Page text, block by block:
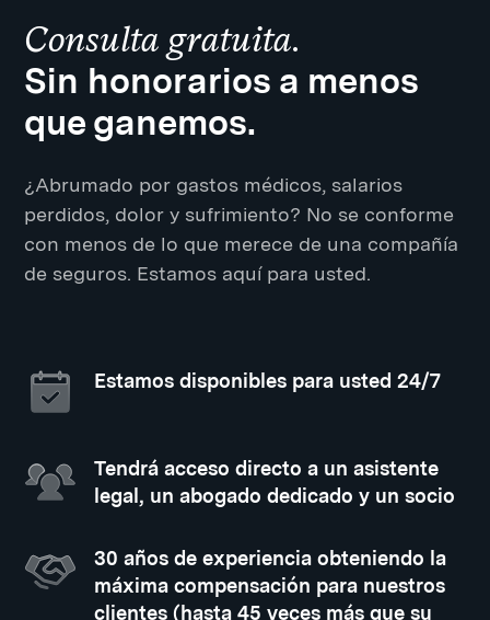
Consulta gratuita.
Sin honorarios a menos
que ganemos.
¿Abrumado por gastos médicos, salarios
perdidos, dolor y sufrimiento? No se conforme
con menos de lo que merece de una compañía
de seguros. Estamos aquí para usted.
Estamos disponibles para usted 24/7
Tendrá acceso directo a un asistente
legal, un abogado dedicado y un socio
30 años de experiencia obteniendo la
máxima compensación para nuestros
clientes (hasta 45 veces más que su